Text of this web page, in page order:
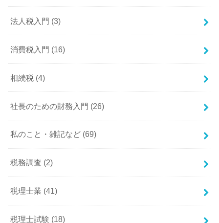
法人税入門 (3)
消費税入門 (16)
相続税 (4)
社長のための財務入門 (26)
私のこと・雑記など (69)
税務調査 (2)
税理士業 (41)
税理士試験 (18)